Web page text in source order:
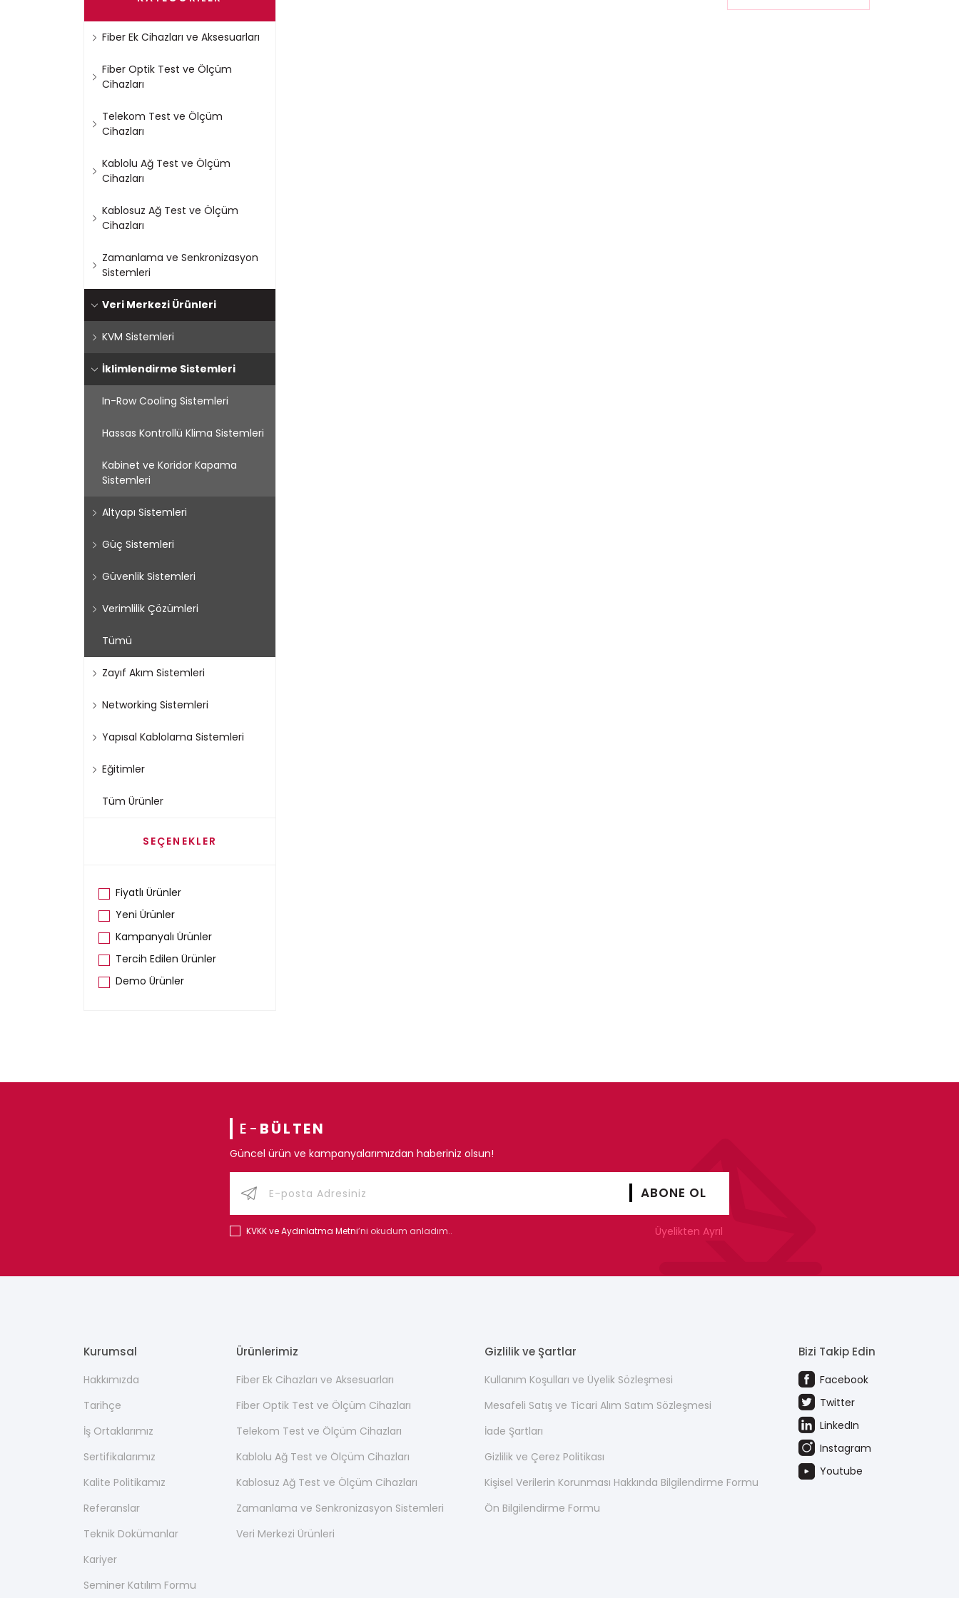
Fiber Ek Cihazları ve Aksesuarları
Fiber Optik Test ve Ölçüm
Cihazları
Telekom Test ve Ölçüm
Cihazları
Kablolu Ağ Test ve Ölçüm
Cihazları
Kablosuz Ağ Test ve Ölçüm
Cihazları
Zamanlama ve Senkronizasyon
Sistemleri
Veri Merkezi Ürünleri
KVM Sistemleri
İklimlendirme Sistemleri
In-Row Cooling Sistemleri
Hassas Kontrollü Klima Sistemleri
Kabinet ve Koridor Kapama
Sistemleri
Altyapı Sistemleri
Güç Sistemleri
Güvenlik Sistemleri
Verimlilik Çözümleri
Tümü
Zayıf Akım Sistemleri
Networking Sistemleri
Yapısal Kablolama Sistemleri
Eğitimler
Tüm Ürünler
SEÇENEKLER
Fiyatlı Ürünler
Yeni Ürünler
Kampanyalı Ürünler
Tercih Edilen Ürünler
Demo Ürünler
E- BÜLTEN
Güncel ürün ve kampanyalarımızdan haberiniz olsun!
KVKK ve Aydınlatma Metni’ni okudum anladım.. Üyelikten Ayrıl
Kurumsal
Hakkımızda
Tarihçe
İş Ortaklarımız
Sertifikalarımız
Kalite Politikamız
Referanslar
Teknik Dokümanlar
Kariyer
Seminer Katılım Formu
Ürünlerimiz
Fiber Ek Cihazları ve Aksesuarları
Fiber Optik Test ve Ölçüm Cihazları
Telekom Test ve Ölçüm Cihazları
Kablolu Ağ Test ve Ölçüm Cihazları
Kablosuz Ağ Test ve Ölçüm Cihazları
Zamanlama ve Senkronizasyon Sistemleri
Veri Merkezi Ürünleri
Gizlilik ve Şartlar
Kullanım Koşulları ve Üyelik Sözleşmesi
Mesafeli Satış ve Ticari Alım Satım Sözleşmesi
İade Şartları
Gizlilik ve Çerez Politikası
Kişisel Verilerin Korunması Hakkında Bilgilendirme Formu
Ön Bilgilendirme Formu
Bizi Takip Edin
Facebook
Twitter
LinkedIn
Instagram
Youtube